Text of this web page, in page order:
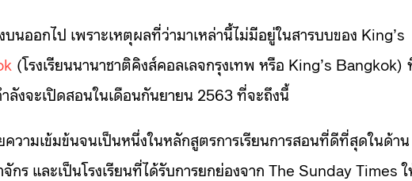
ออกไป เพราะเหตุผลที่ว่ามาเหล่านี้ไม่มีอยู่ในสารบบของ King’s
(โรงเรียนนานาชาติคิงส์คอลเลจกรุงเทพ หรือ King’s Bangkok)
งจะเปิดสอนในเดือนกันยายน 2563 ที่จะถึงนี้
วามเข้มข้นจนเป็นหนึ่งในหลักสูตรการเรียนการสอนที่ดีที่สุดในด้าน
ร และเป็นโรงเรียนที่ได้รับการยกย่องจาก The Sunday Times